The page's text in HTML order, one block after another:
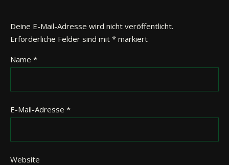
Deine E-Mail-Adresse wird nicht veröffentlicht.
Erforderliche Felder sind mit * markiert
Name *
E-Mail-Adresse *
Website